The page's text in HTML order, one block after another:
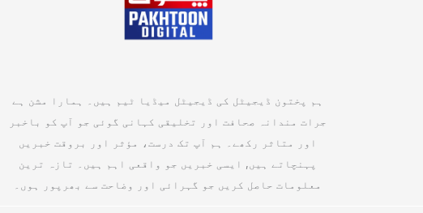
ہم پختون ڈیجیٹل کی ڈیجیٹل میڈیا ٹیم ہیں۔ ہمارا مشن ہے
جرات مندانہ صحافت اور تخلیقی کہانی گوئی جو آپ کو باخبر
اور متاثر رکھے۔ ہم آپ تک درست، مؤثر اور بروقت خبریں
پہنچاتے ہیں, ایسی خبریں جو واقعی اہم ہیں۔ تازہ ترین
معلومات حاصل کریں جو گہرائی اور وضاحت سے بھرپور ہوں۔